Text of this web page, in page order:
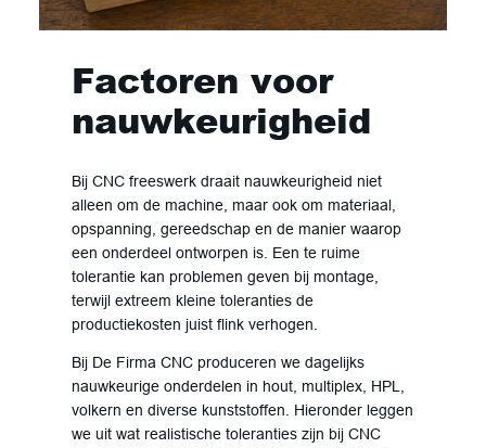
Factoren voor
nauwkeurigheid
Bij CNC freeswerk draait nauwkeurigheid niet
alleen om de machine, maar ook om materiaal,
opspanning, gereedschap en de manier waarop
een onderdeel ontworpen is. Een te ruime
tolerantie kan problemen geven bij montage,
terwijl extreem kleine toleranties de
productiekosten juist flink verhogen.
Bij De Firma CNC produceren we dagelijks
nauwkeurige onderdelen in hout, multiplex, HPL,
volkern en diverse kunststoffen. Hieronder leggen
we uit wat realistische toleranties zijn bij CNC